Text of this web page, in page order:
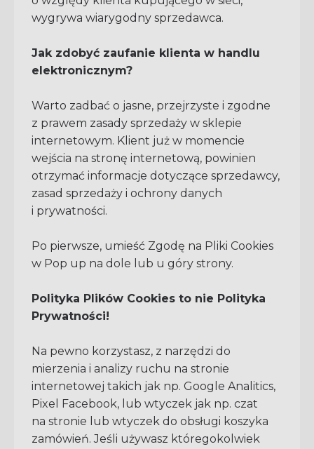
wygrywa wiarygodny sprzedawca.
Jak zdobyć zaufanie klienta w handlu
elektronicznym?
Warto zadbać o jasne, przejrzyste i zgodne
z prawem zasady sprzedaży w sklepie
internetowym. Klient już w momencie
wejścia na stronę internetową, powinien
otrzymać informacje dotyczące sprzedawcy,
zasad sprzedaży i ochrony danych
i prywatności.
Po pierwsze, umieść Zgodę na Pliki Cookies
w Pop up na dole lub u góry strony.
Polityka Plików Cookies to nie Polityka
Prywatności!
Na pewno korzystasz, z narzędzi do
mierzenia i analizy ruchu na stronie
internetowej takich jak np. Google Analitics,
Pixel Facebook, lub wtyczek jak np. czat
na stronie lub wtyczek do obsługi koszyka
zamówień. Jeśli używasz któregokolwiek